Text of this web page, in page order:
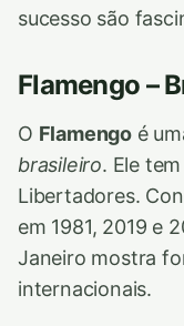
sucesso são
Flamengo –
O Flamengo é
brasileiro. Ele
Libertadores.
em 1981, 2019 e
Janeiro mostra
internacionais.